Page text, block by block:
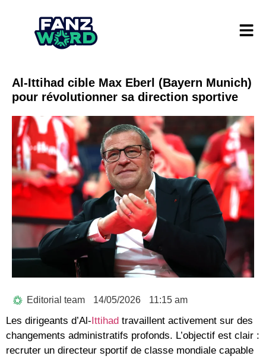
Al-Ittihad cible Max Eberl (Bayern Munich)
pour révolutionner sa direction sportive
Editorial team 14/05/2026 11:15 am
Les dirigeants d’Al- Ittihad travaillent activement sur des
changements administratifs profonds. L’objectif est clair :
recruter un directeur sportif de classe mondiale capable